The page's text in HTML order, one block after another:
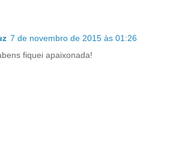
7 de novembro de 2015 às 01:26
fiquei apaixonada!